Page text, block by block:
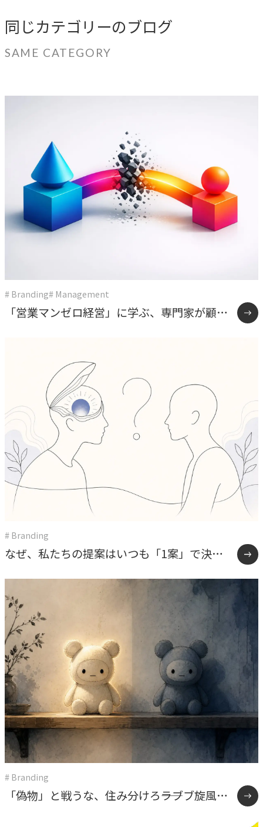
同じカテゴリーのブログ
SAME CATEGORY
# Branding# Management
「営業マンゼロ経営」に学ぶ、専門家が顧客
# Branding
なぜ、私たちの提案はいつも「1案」で決ま
るのか――ブランディングの成否を分ける、たっ
たひとつの問い
# Branding
「偽物」と戦うな、住み分けろ――ラブブ旋風に